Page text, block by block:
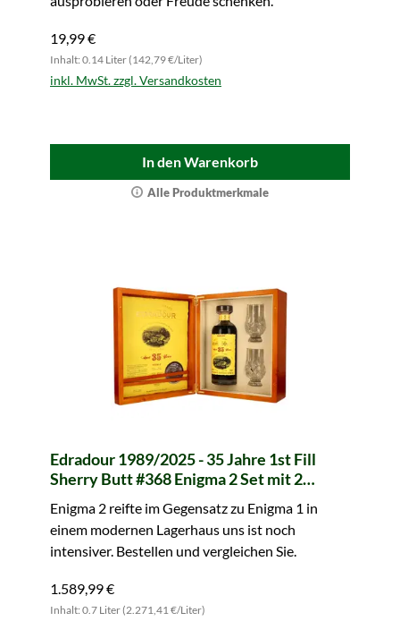
19,99 €
Inhalt: 0.14 Liter (142,79 €/Liter)
inkl. MwSt. zzgl. Versandkosten
In den Warenkorb
Alle Produktmerkmale
Edradour 1989/2025 - 35 Jahre 1st Fill
Sherry Butt #368 Enigma 2 Set mit 2
Enigma 2 reifte im Gegensatz zu Enigma 1 in
einem modernen Lagerhaus uns ist noch
intensiver. Bestellen und vergleichen Sie.
1.589,99 €
Inhalt: 0.7 Liter (2.271,41 €/Liter)